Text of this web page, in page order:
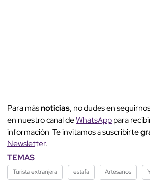
Para másnoticias, no dudes en
en nuestro canal deWhatsApppara
información. Te invitamos a suscribirte
Newsletter.
TEMAS
Turista extranjera estafa Artesanos